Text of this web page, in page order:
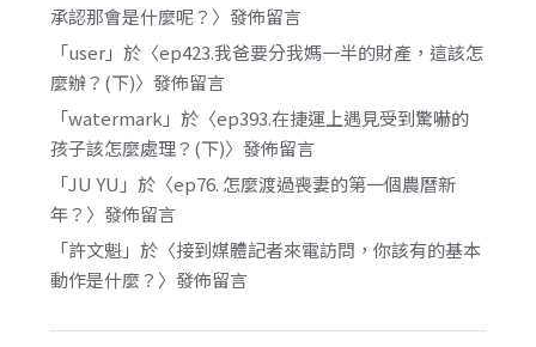
承認那會是什麼呢？ 〉發佈留言
「user」於〈ep423.我爸要分我媽一半的財產，這該怎
麼辦？(下)〉發佈留言
「watermark 」於〈ep393.在捷運上遇見受到驚嚇的
孩子該怎麼處理？(下)〉發佈留言
「JU YU 」於〈ep76. 怎麼渡過喪妻的第一個農曆新
年？ 〉發佈留言
「許文魁」於〈接到媒體記者來電訪問，你該有的基本
動作是什麼？ 〉發佈留言